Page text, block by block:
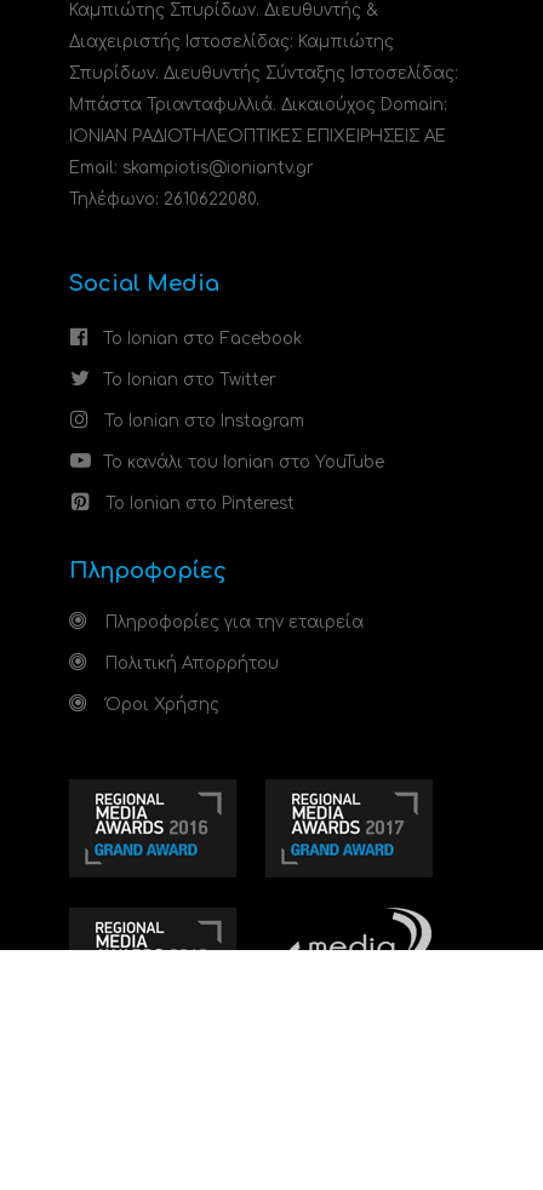
Καμπιώτης Σπυρίδων. Διευθυντής &
Διαχειριστής Ιστοσελίδας: Καμπιώτης
Σπυρίδων. Διευθυντής Σύνταξης Ιστοσελίδας:
Μπάστα Τριανταφυλλιά. Δικαιούχος Domain:
ΙΟΝΙΑΝ ΡΑΔΙΟΤΗΛΕΟΠΤΙΚΕΣ ΕΠΙΧΕΙΡΗΣΕΙΣ ΑΕ
Email: skampiotis@ioniantv.gr
Τηλέφωνο: 2610622080.
Social Media
Το Ionian στο Facebook
Το Ionian στο Twitter
Το Ionian στο Instagram
Το κανάλι του Ionian στο YouTube
Το Ionian στο Pinterest
Πληροφορίες
Πληροφορίες για την εταιρεία
Πολιτική Απορρήτου
Όροι Χρήσης